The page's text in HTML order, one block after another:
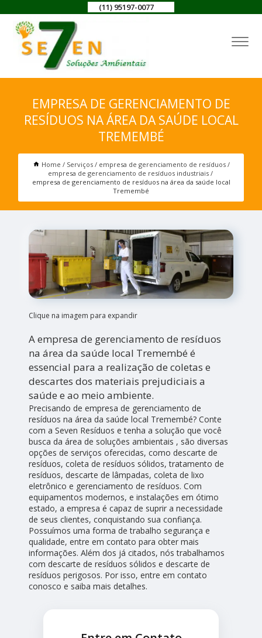
(11) 95197-0077
EMPRESA DE GERENCIAMENTO DE
RESÍDUOS NA ÁREA DA SAÚDE LOCAL
TREMEMBÉ
Home Serviços
empresa de gerenciamento de resíduos
empresa de gerenciamento de resíduos industriais
empresa de gerenciamento de resíduos na área da saúde local
Tremembé
Clique na imagem para expandir
A empresa de gerenciamento de resíduos
na área da saúde local Tremembé é
essencial para a realização de coletas e
descartes dos materiais prejudiciais a
saúde e ao meio ambiente.
Precisando de empresa de gerenciamento de
resíduos na área da saúde local Tremembé? Conte
com a Seven Resíduos e tenha a solução que você
busca da área de soluções ambientais , são diversas
opções de serviços oferecidas, como descarte de
resíduos, coleta de resíduos sólidos, tratamento de
resíduos, descarte de lâmpadas, coleta de lixo
eletrônico e gerenciamento de resíduos. Com
equipamentos modernos, e instalações em ótimo
estado, a empresa é capaz de suprir a necessidade
de seus clientes, conquistando sua confiança.
Possuímos uma forma de trabalho segurança e
qualidade, entre em contato para obter mais
informações. Além dos já citados, nós trabalhamos
com descarte de resíduos sólidos e descarte de
resíduos perigosos. Por isso, entre em contato
conosco e saiba mais detalhes.